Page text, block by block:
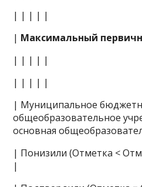
| | | | |
| Максимальный
| | | | |
| | | | |
| Муниципальное
общеобразовательное
основная
| Понизили (Отметка <
|